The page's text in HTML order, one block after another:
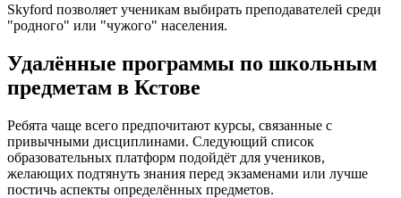
Skyford позволяет ученикам выбирать преподавателей среди
"родного" или "чужого" населения.
Удалённые программы по школьным
предметам в Кстове
Ребята чаще всего предпочитают курсы, связанные с
привычными дисциплинами. Следующий список
образовательных платформ подойдёт для учеников,
желающих подтянуть знания перед экзаменами или лучше
постичь аспекты определённых предметов.